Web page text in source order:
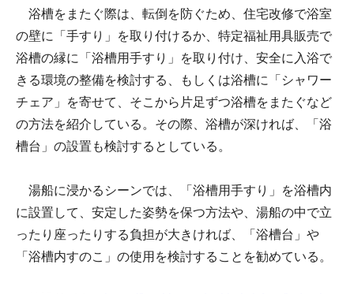
浴槽をまたぐ際は、転倒を防ぐため、住宅改修で浴室
の壁に「手すり」を取り付けるか、特定福祉用具販売で
浴槽の縁に「浴槽用手すり」を取り付け、安全に入浴で
きる環境の整備を検討する、もしくは浴槽に「シャワー
チェア」を寄せて、そこから片足ずつ浴槽をまたぐなど
の方法を紹介している。その際、浴槽が深ければ、「浴
槽台」の設置も検討するとしている。
湯船に浸かるシーンでは、「浴槽用手すり」を浴槽内
に設置して、安定した姿勢を保つ方法や、湯船の中で立
ったり座ったりする負担が大きければ、「浴槽台」や
「浴槽内すのこ」の使用を検討することを勧めている。